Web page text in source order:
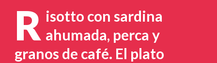
R isotto con sardina
ahumada, perca y
granos de café. El plato